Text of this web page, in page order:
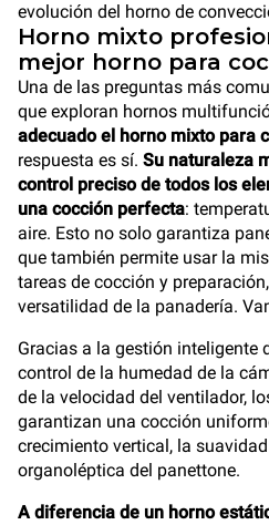
evolución del horno de
Horno mixto
mejor horno para
Una de las preguntas más
que exploran hornos
adecuado el horno mixto para
respuesta es sí. Su naturaleza
control preciso de todos los
una cocción perfecta:
aire. Esto no solo garantiza
que también permite usar la
tareas de cocción y
versatilidad de la panadería.
Gracias a la gestión inteligente
control de la humedad de la
de la velocidad del ventilador,
garantizan una cocción
crecimiento vertical, la
organoléptica del panettone.
A diferencia de un horno